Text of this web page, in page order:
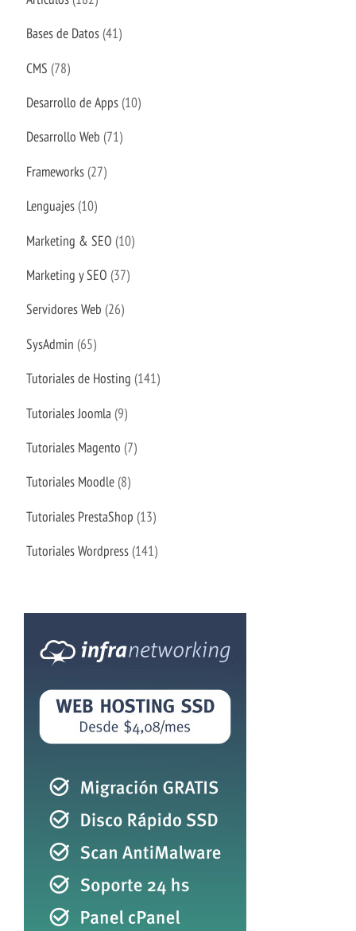
Bases de Datos (41)
CMS (78)
Desarrollo de Apps (10)
Desarrollo Web (71)
Frameworks (27)
Lenguajes (10)
Marketing & SEO (10)
Marketing y SEO (37)
Servidores Web (26)
SysAdmin (65)
Tutoriales de Hosting (141)
Tutoriales Joomla (9)
Tutoriales Magento (7)
Tutoriales Moodle (8)
Tutoriales PrestaShop (13)
Tutoriales Wordpress (141)